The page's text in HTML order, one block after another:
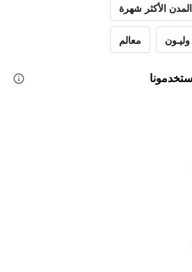
المدن الأكثر شهرة
معالم